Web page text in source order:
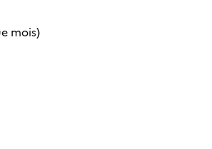
mois)